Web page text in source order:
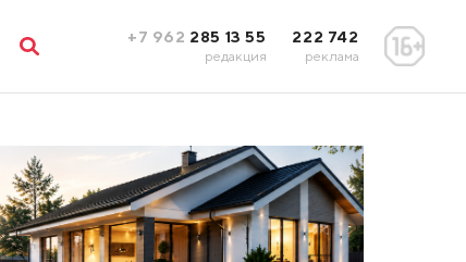
+7 962 285 13 55
редакция
222 742
реклама